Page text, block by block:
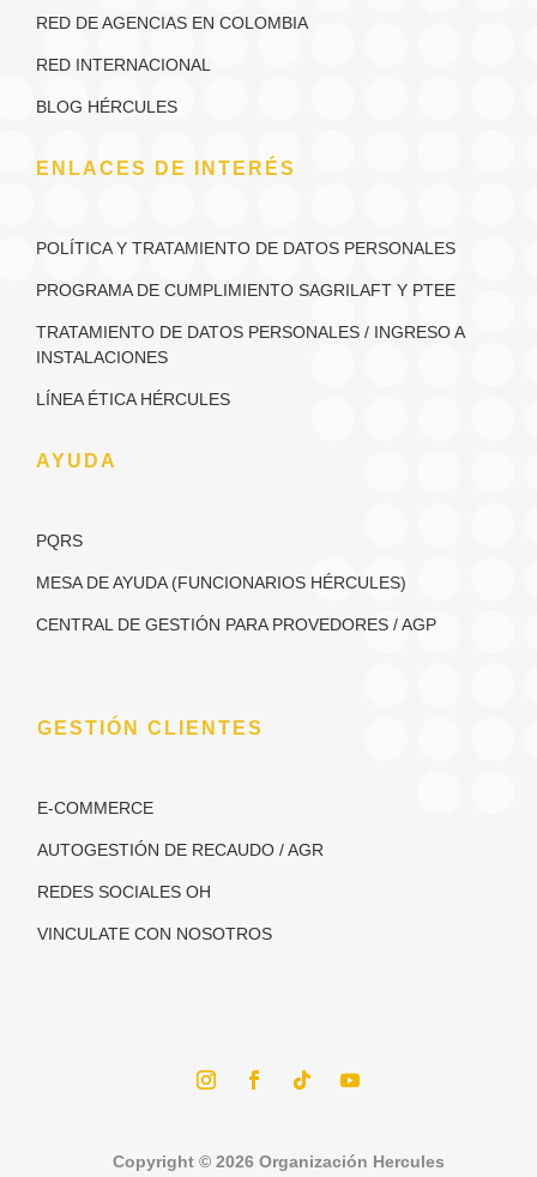
RED DE AGENCIAS EN COLOMBIA
RED INTERNACIONAL
BLOG HÉRCULES
ENLACES DE INTERÉS
POLÍTICA Y TRATAMIENTO DE DATOS PERSONALES
PROGRAMA DE CUMPLIMIENTO SAGRILAFT Y PTEE
TRATAMIENTO DE DATOS PERSONALES / INGRESO A
INSTALACIONES
LÍNEA ÉTICA HÉRCULES
AYUDA
PQRS
MESA DE AYUDA (FUNCIONARIOS HÉRCULES)
CENTRAL DE GESTIÓN PARA PROVEDORES / AGP
GESTIÓN CLIENTES
E-COMMERCE
AUTOGESTIÓN DE RECAUDO / AGR
REDES SOCIALES OH
VINCULATE CON NOSOTROS
Copyright © 2026 Organización Hercules